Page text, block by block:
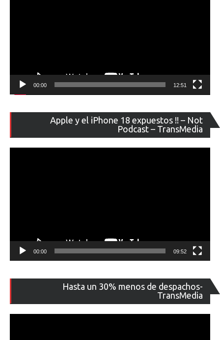
00:00 12:51
Apple y el iPhone 18 expuestos !! – Not
Podcast – TransMedia
de
00:00 09:52
Hasta un 30% menos de despachos-
TransMedia
de